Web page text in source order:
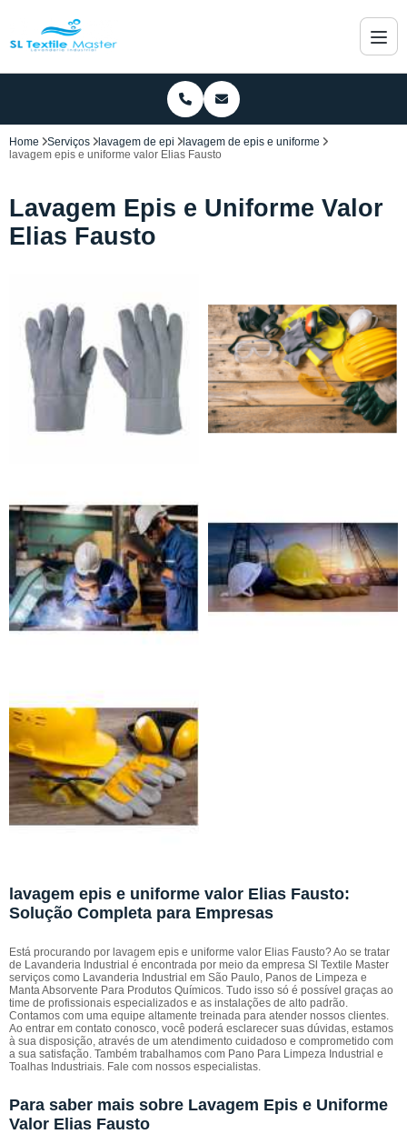
Home Serviços lavagem de epi
lavagem de epis e uniforme
lavagem epis e uniforme valor Elias Fausto
Lavagem Epis e Uniforme Valor
Elias Fausto
lavagem epis e uniforme valor Elias Fausto:
Solução Completa para Empresas
Está procurando por lavagem epis e uniforme valor Elias Fausto? Ao se tratar
de Lavanderia Industrial é encontrada por meio da empresa Sl Textile Master
serviços como Lavanderia Industrial em São Paulo, Panos de Limpeza e
Manta Absorvente Para Produtos Químicos. Tudo isso só é possível graças ao
time de profissionais especializados e as instalações de alto padrão.
Contamos com uma equipe altamente treinada para atender nossos clientes.
Ao entrar em contato conosco, você poderá esclarecer suas dúvidas, estamos
à sua disposição, através de um atendimento cuidadoso e comprometido com
a sua satisfação. Também trabalhamos com Pano Para Limpeza Industrial e
Toalhas Industriais. Fale com nossos especialistas.
Para saber mais sobre Lavagem Epis e Uniforme
Valor Elias Fausto